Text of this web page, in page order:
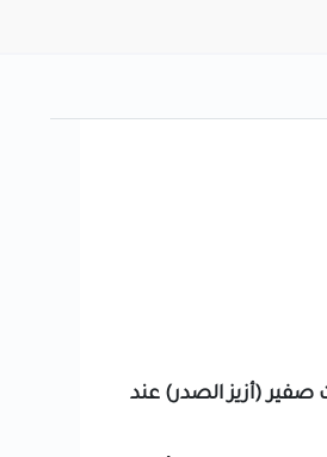
(أزيز الصدر) عند